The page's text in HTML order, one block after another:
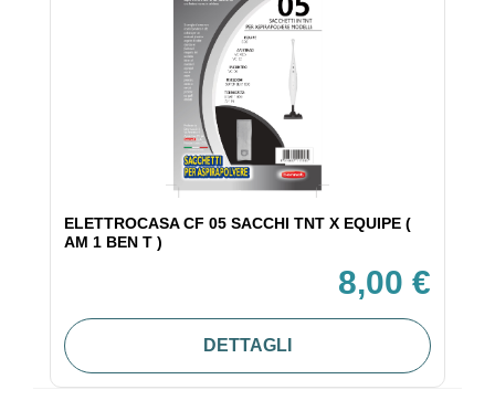
ELETTROCASA CF 05 SACCHI TNT X EQUIPE (
AM 1 BEN T )
8,00 €
DETTAGLI